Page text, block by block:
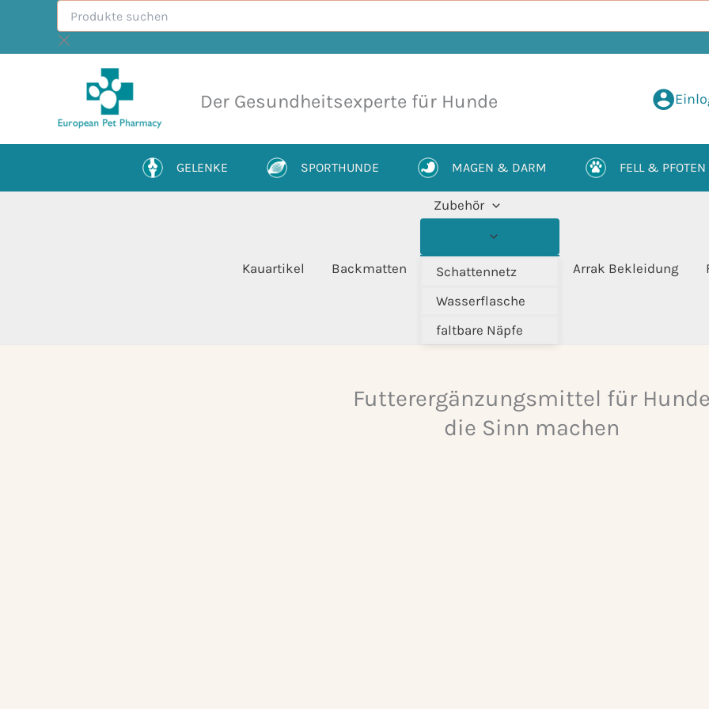
springen
Produkte
suchen
Der Gesundheitsexperte für Hunde
GELENKE SPORTHUNDE MAGEN & DARM FELL & PFOTEN
Kauartikel Backmatten
Zubehör
Schattennetz
Wasserflasche
faltbare Näpfe
Arrak Bekleidung
Futterergänzungsmittel für
die Sinn machen